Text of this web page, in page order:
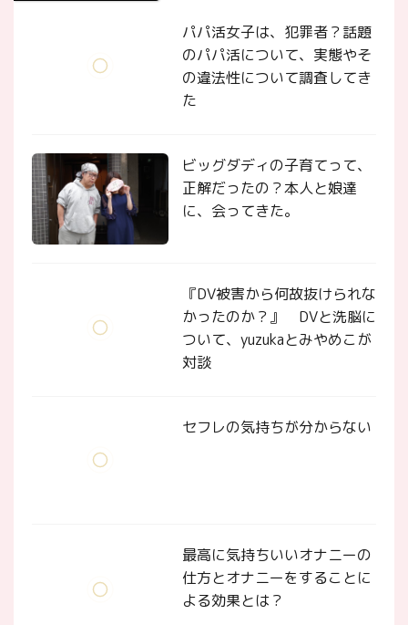
パパ活女子は、犯罪者？話題
のパパ活について、実態やそ
の違法性について調査してき
た
ビッグダディの子育てって、
正解だったの？本人と娘達
に、会ってきた。
『DV被害から何故抜けられな
かったのか？』 DVと洗脳に
ついて、yuzukaとみやめこが
対談
セフレの気持ちが分からない
最高に気持ちいいオナニーの
仕方とオナニーをすることに
よる効果とは？